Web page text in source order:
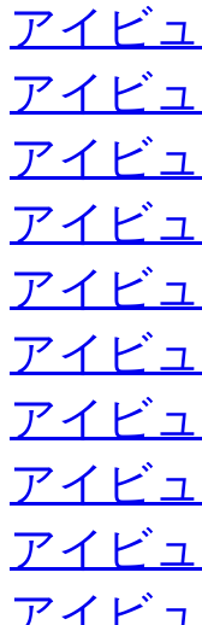
アイビ
アイビ
アイビ
アイビ
アイビ
アイビ
アイビ
アイビ
アイビ
アイビ